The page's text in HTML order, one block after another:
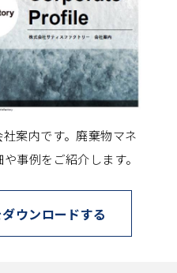
案内です。 廃棄物マネ
事例をご紹介します。
ウンロードする